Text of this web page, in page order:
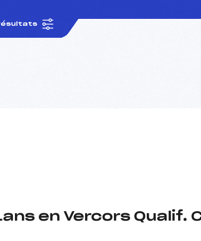
en Vercors Qualif.